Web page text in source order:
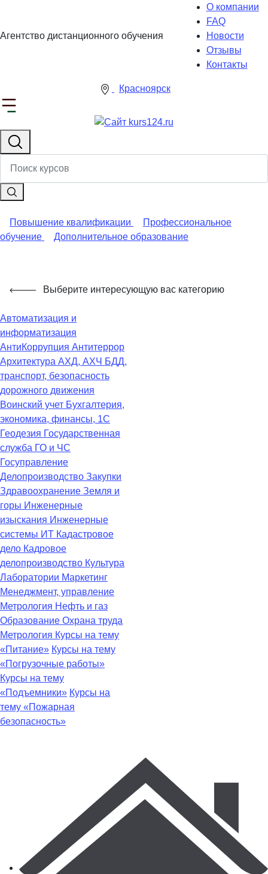
Агентство дистанционного обучения
О компании
FAQ
Новости
Отзывы
Контакты
Красноярск
Повышение квалификации
Профессиональное
обучение
Дополнительное образование
Выберите интересующую вас категорию
Автоматизация и
информатизация
АнтиКоррупция Антитеррор
Архитектура АХД, АХЧ БДД,
транспорт, безопасность
дорожного движения
Воинский учет Бухгалтерия,
экономика, финансы, 1С
Геодезия Государственная
служба ГО и ЧС
Госуправление
Делопроизводство Закупки
Здравоохранение Земля и
горы Инженерные
изыскания Инженерные
системы ИТ Кадастровое
дело Кадровое
делопроизводство Культура
Лаборатории Маркетинг
Менеджмент, управление
Метрология Нефть и газ
Образование Охрана труда
Метрология Курсы на тему
«Питание» Курсы на тему
«Погрузочные работы»
Курсы на тему
«Подъемники» Курсы на
тему «Пожарная
безопасность»